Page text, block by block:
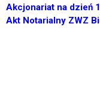
Akcjonariat na dzień
Akt Notarialny ZWZ